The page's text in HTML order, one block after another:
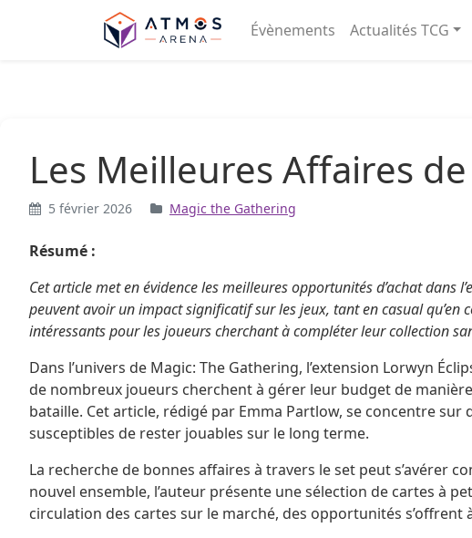
Évènements
Actualités TCG
Les Meilleures Affaires
5 février 2026 Magic the Gathering
Résumé :
Cet article met en évidence les meilleures opportunités d’achat dans
peuvent avoir un impact significatif sur les jeux, tant en casual
intéressants pour les joueurs cherchant à compléter leur collection
Dans l’univers de Magic: The Gathering, l’extension Lorwyn
de nombreux joueurs cherchent à gérer leur budget de
bataille. Cet article, rédigé par Emma Partlow, se concentre
susceptibles de rester jouables sur le long terme.
La recherche de bonnes affaires à travers le set peut s’avérer
nouvel ensemble, l’auteur présente une sélection de cartes à
circulation des cartes sur le marché, des opportunités